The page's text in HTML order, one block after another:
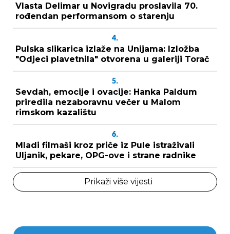
Vlasta Delimar u Novigradu proslavila 70.
rođendan performansom o starenju
4.
Pulska slikarica izlaže na Unijama: Izložba
"Odjeci plavetnila" otvorena u galeriji Torač
5.
Sevdah, emocije i ovacije: Hanka Paldum
priredila nezaboravnu večer u Malom
rimskom kazalištu
6.
Mladi filmaši kroz priče iz Pule istraživali
Uljanik, pekare, OPG-ove i strane radnike
Prikaži više vijesti